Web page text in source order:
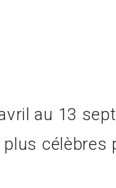
au 13
célèbres